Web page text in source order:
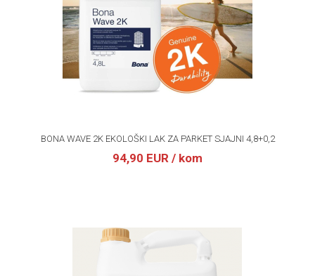
BONA WAVE 2K EKOLOŠKI LAK ZA PARKET SJAJNI 4,8+0,2
94,90 EUR / kom